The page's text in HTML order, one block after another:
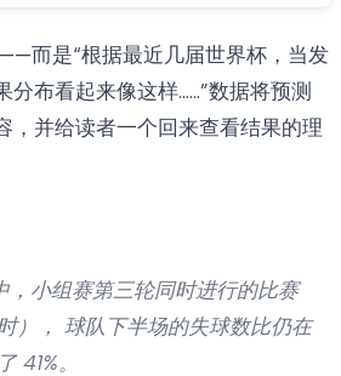
而是“根据最近几届世界杯，当发
分布看起来像这样……”数据将预测
，并给读者一个回来查看结果的理
，小组赛第三轮同时进行的比赛
）， 球队下半场的失球数比仍在
41%。